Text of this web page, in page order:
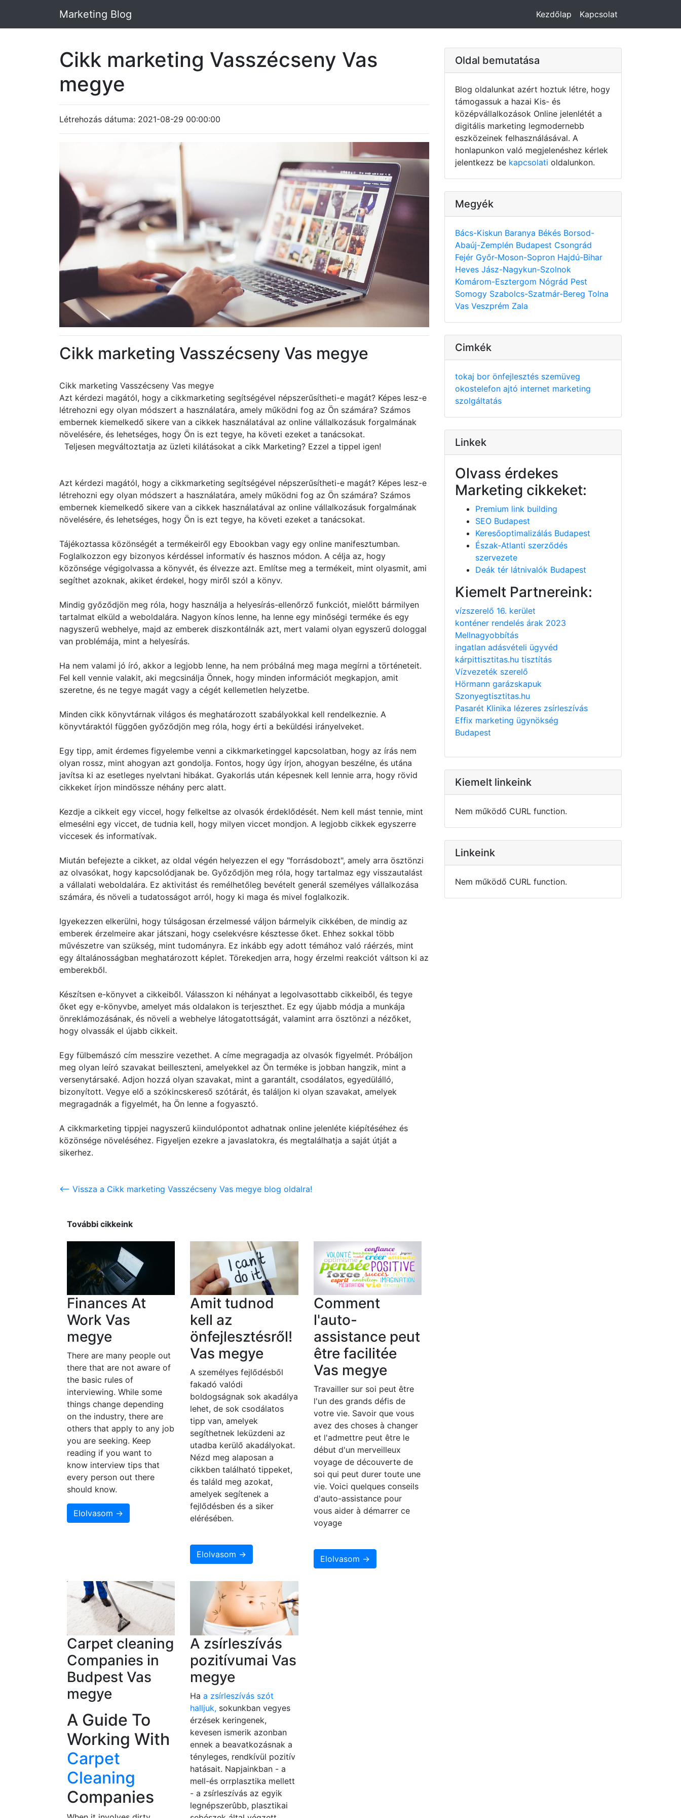
Marketing Blog Kezdőlap Kapcsolat
Cikk marketing Vasszécseny Vas
megye
Létrehozás dátuma: 2021-08-29 00:00:00
Cikk marketing Vasszécseny Vas megye
Cikk marketing Vasszécseny Vas megye
Azt kérdezi magától, hogy a cikkmarketing segítségével népszerűsítheti-e magát? Képes lesz-e
létrehozni egy olyan módszert a használatára, amely működni fog az Ön számára? Számos
embernek kiemelkedő sikere van a cikkek használatával az online vállalkozásuk forgalmának
növelésére, és lehetséges, hogy Ön is ezt tegye, ha követi ezeket a tanácsokat.
Teljesen megváltoztatja az üzleti kilátásokat a cikk Marketing? Ezzel a tippel igen!
Azt kérdezi magától, hogy a cikkmarketing segítségével népszerűsítheti-e magát? Képes lesz-e
létrehozni egy olyan módszert a használatára, amely működni fog az Ön számára? Számos
embernek kiemelkedő sikere van a cikkek használatával az online vállalkozásuk forgalmának
növelésére, és lehetséges, hogy Ön is ezt tegye, ha követi ezeket a tanácsokat.
Tájékoztassa közönségét a termékeiről egy Ebookban vagy egy online manifesztumban.
Foglalkozzon egy bizonyos kérdéssel informatív és hasznos módon. A célja az, hogy
közönsége végigolvassa a könyvét, és élvezze azt. Említse meg a termékeit, mint olyasmit, ami
segíthet azoknak, akiket érdekel, hogy miről szól a könyv.
Mindig győződjön meg róla, hogy használja a helyesírás-ellenőrző funkciót, mielőtt bármilyen
tartalmat elküld a weboldalára. Nagyon kínos lenne, ha lenne egy minőségi terméke és egy
nagyszerű webhelye, majd az emberek diszkontálnák azt, mert valami olyan egyszerű dologgal
van problémája, mint a helyesírás.
Ha nem valami jó író, akkor a legjobb lenne, ha nem próbálná meg maga megírni a történeteit.
Fel kell vennie valakit, aki megcsinálja Önnek, hogy minden információt megkapjon, amit
szeretne, és ne tegye magát vagy a cégét kellemetlen helyzetbe.
Minden cikk könyvtárnak világos és meghatározott szabályokkal kell rendelkeznie. A
könyvtáraktól függően győződjön meg róla, hogy érti a beküldési irányelveket.
Egy tipp, amit érdemes figyelembe venni a cikkmarketinggel kapcsolatban, hogy az írás nem
olyan rossz, mint ahogyan azt gondolja. Fontos, hogy úgy írjon, ahogyan beszélne, és utána
javítsa ki az esetleges nyelvtani hibákat. Gyakorlás után képesnek kell lennie arra, hogy rövid
cikkeket írjon mindössze néhány perc alatt.
Kezdje a cikkeit egy viccel, hogy felkeltse az olvasók érdeklődését. Nem kell mást tennie, mint
elmesélni egy viccet, de tudnia kell, hogy milyen viccet mondjon. A legjobb cikkek egyszerre
viccesek és informatívak.
Miután befejezte a cikket, az oldal végén helyezzen el egy "forrásdobozt", amely arra ösztönzi
az olvasókat, hogy kapcsolódjanak be. Győződjön meg róla, hogy tartalmaz egy visszautalást
a vállalati weboldalára. Ez aktivitást és remélhetőleg bevételt generál személyes vállalkozása
számára, és növeli a tudatosságot arról, hogy ki maga és mivel foglalkozik.
Igyekezzen elkerülni, hogy túlságosan érzelmessé váljon bármelyik cikkében, de mindig az
emberek érzelmeire akar játszani, hogy cselekvésre késztesse őket. Ehhez sokkal több
művészetre van szükség, mint tudományra. Ez inkább egy adott témához való ráérzés, mint
egy általánosságban meghatározott képlet. Törekedjen arra, hogy érzelmi reakciót váltson ki az
emberekből.
Készítsen e-könyvet a cikkeiből. Válasszon ki néhányat a legolvasottabb cikkeiből, és tegye
őket egy e-könyvbe, amelyet más oldalakon is terjeszthet. Ez egy újabb módja a munkája
önreklámozásának, és növeli a webhelye látogatottságát, valamint arra ösztönzi a nézőket,
hogy olvassák el újabb cikkeit.
Egy fülbemászó cím messzire vezethet. A címe megragadja az olvasók figyelmét. Próbáljon
meg olyan leíró szavakat beilleszteni, amelyekkel az Ön terméke is jobban hangzik, mint a
versenytársaké. Adjon hozzá olyan szavakat, mint a garantált, csodálatos, egyedülálló,
bizonyított. Vegye elő a szókincskereső szótárát, és találjon ki olyan szavakat, amelyek
megragadnák a figyelmét, ha Ön lenne a fogyasztó.
A cikkmarketing tippjei nagyszerű kiindulópontot adhatnak online jelenléte kiépítéséhez és
közönsége növeléséhez. Figyeljen ezekre a javaslatokra, és megtalálhatja a saját útját a
sikerhez.
<-- Vissza a Cikk marketing Vasszécseny Vas megye blog oldalra!
További cikkeink
Finances At
Work Vas
megye
There are many people out
there that are not aware of
the basic rules of
interviewing. While some
things change depending
on the industry, there are
others that apply to any job
you are seeking. Keep
reading if you want to
know interview tips that
every person out there
should know.
Elolvasom →
Amit tudnod
kell az
önfejlesztésről!
Vas megye
A személyes fejlődésből
fakadó valódi
boldogságnak sok akadálya
lehet, de sok csodálatos
tipp van, amelyek
segíthetnek leküzdeni az
utadba kerülő akadályokat.
Nézd meg alaposan a
cikkben található tippeket,
és találd meg azokat,
amelyek segítenek a
fejlődésben és a siker
elérésében.
Elolvasom →
Comment
l'auto-
assistance peut
être facilitée
Vas megye
Travailler sur soi peut être
l'un des grands défis de
votre vie. Savoir que vous
avez des choses à changer
et l'admettre peut être le
début d'un merveilleux
voyage de découverte de
soi qui peut durer toute une
vie. Voici quelques conseils
d'auto-assistance pour
vous aider à démarrer ce
voyage
Elolvasom →
Carpet cleaning
Companies in
Budpest Vas
megye
A Guide To
Working With
Carpet
Cleaning
Companies
A zsírleszívás
pozitívumai Vas
megye
Haa zsírleszívás szót
halljuk, sokunkban vegyes
érzések keringenek,
kevesen ismerik azonban
ennek a beavatkozásnak a
tényleges, rendkívül pozitív
hatásait. Napjainkban - a
mell-és orrplasztika mellett
- a zsírleszívás az egyik
legnépszerûbb, plasztikai
Oldal bemutatása
Blog oldalunkat azért hoztuk létre, hogy
támogassuk a hazai Kis- és
középvállalkozások Online jelenlétét a
digitális marketing legmodernebb
eszközeinek felhasználásával. A
honlapunkon való megjelenéshez kérlek
jelentkezz be kapcsolati oldalunkon.
Megyék
Bács-Kiskun Baranya Békés Borsod-
Abaúj-Zemplén Budapest Csongrád
Fejér Győr-Moson-Sopron Hajdú-Bihar
Heves Jász-Nagykun-Szolnok
Komárom-Esztergom Nógrád Pest
Somogy Szabolcs-Szatmár-Bereg Tolna
Vas Veszprém Zala
Cimkék
tokaj bor önfejlesztés szemüveg
okostelefon ajtó internet marketing
szolgáltatás
Linkek
Olvass érdekes
Marketing cikkeket:
Premium link building
SEO Budapest
Keresőoptimalizálás Budapest
Észak-Atlanti szerződés
szervezete
Deák tér látnivalók Budapest
Kiemelt Partnereink:
vízszerelő 16. kerület
konténer rendelés árak 2023
Mellnagyobbítás
ingatlan adásvételi ügyvéd
kárpittisztitas.hu tisztítás
Vízvezeték szerelő
Hörmann garázskapuk
Szonyegtisztitas.hu
Pasarét Klinika lézeres zsírleszívás
Effix marketing ügynökség
Budapest
Kiemelt linkeink
Nem működő CURL function.
Linkeink
Nem működő CURL function.